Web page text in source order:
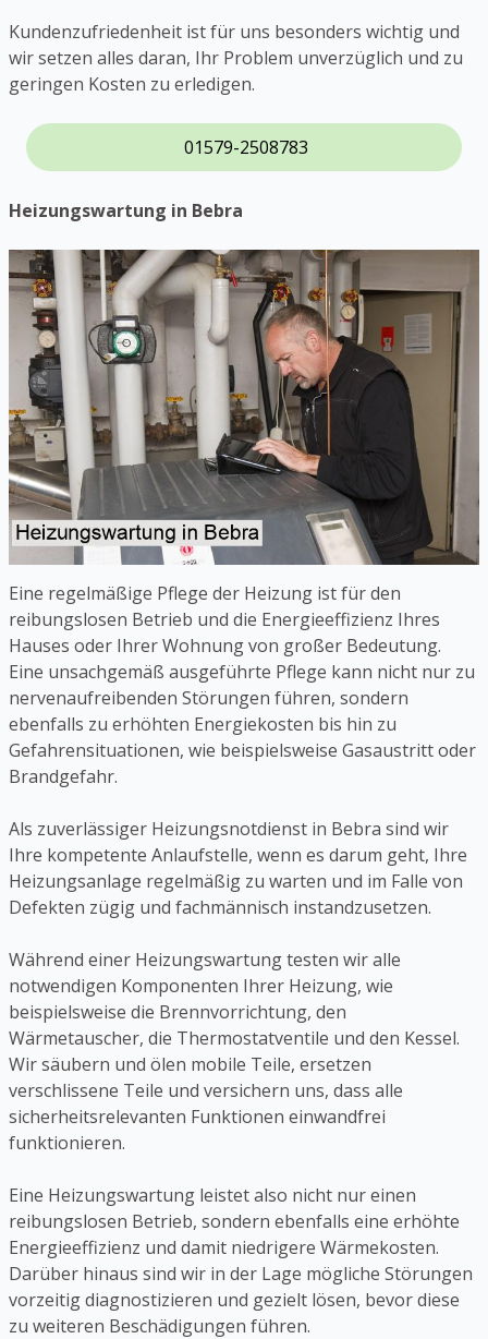
Kundenzufriedenheit ist für uns besonders wichtig und
wir setzen alles daran, Ihr Problem unverzüglich und zu
geringen Kosten zu erledigen.
01579-2508783
Heizungswartung in Bebra
Eine regelmäßige Pflege der Heizung ist für den
reibungslosen Betrieb und die Energieeffizienz Ihres
Hauses oder Ihrer Wohnung von großer Bedeutung.
Eine unsachgemäß ausgeführte Pflege kann nicht nur zu
nervenaufreibenden Störungen führen, sondern
ebenfalls zu erhöhten Energiekosten bis hin zu
Gefahrensituationen, wie beispielsweise Gasaustritt oder
Brandgefahr.
Als zuverlässiger Heizungsnotdienst in Bebra sind wir
Ihre kompetente Anlaufstelle, wenn es darum geht, Ihre
Heizungsanlage regelmäßig zu warten und im Falle von
Defekten zügig und fachmännisch instandzusetzen.
Während einer Heizungswartung testen wir alle
notwendigen Komponenten Ihrer Heizung, wie
beispielsweise die Brennvorrichtung, den
Wärmetauscher, die Thermostatventile und den Kessel.
Wir säubern und ölen mobile Teile, ersetzen
verschlissene Teile und versichern uns, dass alle
sicherheitsrelevanten Funktionen einwandfrei
funktionieren.
Eine Heizungswartung leistet also nicht nur einen
reibungslosen Betrieb, sondern ebenfalls eine erhöhte
Energieeffizienz und damit niedrigere Wärmekosten.
Darüber hinaus sind wir in der Lage mögliche Störungen
vorzeitig diagnostizieren und gezielt lösen, bevor diese
zu weiteren Beschädigungen führen.